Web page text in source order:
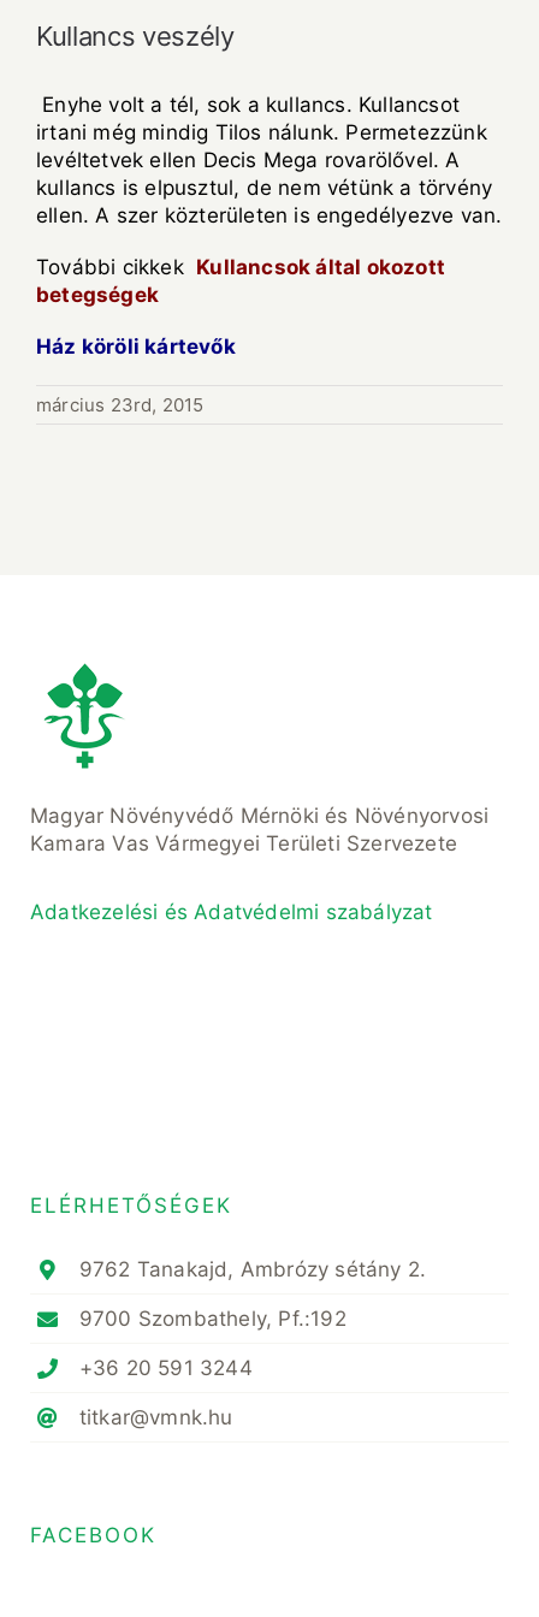
Kullancs veszély
Enyhe volt a tél, sok a kullancs. Kullancsot
irtani még mindig Tilos nálunk. Permetezzünk
levéltetvek ellen Decis Mega rovarölővel. A
kullancs is elpusztul, de nem vétünk a törvény
ellen. A szer közterületen is engedélyezve van.
További cikkek Kullancsok által okozott
betegségek
Ház köröli kártevők
március 23rd, 2015
Magyar Növényvédő Mérnöki és Növényorvosi
Kamara Vas Vármegyei Területi Szervezete
Adatkezelési és Adatvédelmi szabályzat
ELÉRHETŐSÉGEK
9762 Tanakajd, Ambrózy sétány 2.
9700 Szombathely, Pf.:192
+36 20 591 3244
titkar@vmnk.hu
FACEBOOK